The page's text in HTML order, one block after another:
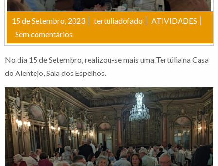
15 de Setembro, 2023 tertuliadofado
ATIVIDADES
Sem comentários
No dia 15 de Setembro, realizou-se mais uma Tertúlia na Casa
do Alentejo, Sala dos Espelhos.